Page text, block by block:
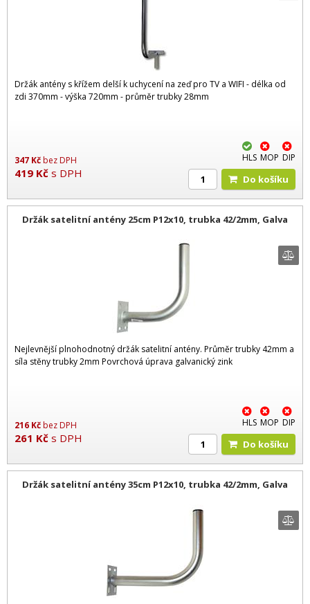
Držák antény s křížem delší k uchycení na zeď pro TV a WIFI - délka od
zdi 370mm - výška 720mm - průměr trubky 28mm
347 Kčbez DPH
419 Kč s DPH
HLS MOP DIP
Do košíku
Držák satelitní antény 25cm P12x10, trubka 42/2mm, Galva
Nejlevnější plnohodnotný držák satelitní antény. Průměr trubky 42mm a
síla stěny trubky 2mm Povrchová úprava galvanický zink
216 Kčbez DPH
261 Kč s DPH
HLS MOP DIP
Do košíku
Držák satelitní antény 35cm P12x10, trubka 42/2mm, Galva